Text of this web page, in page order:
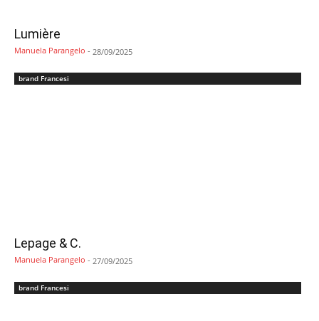
Lumière
Manuela Parangelo - 28/09/2025
brand Francesi
Lepage & C.
Manuela Parangelo - 27/09/2025
brand Francesi